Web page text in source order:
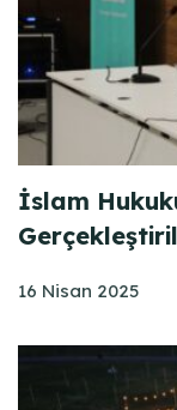
İslam
16 Nisan 2025